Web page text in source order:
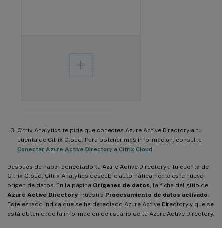
Citrix Analytics te pide que conectes Azure Active Directory a tu
cuenta de Citrix Cloud. Para obtener más información, consulta
Conectar Azure Active Directory a Citrix Cloud
Después de haber conectado tu Azure Active Directory a tu cuenta de
Citrix Cloud, Citrix Analytics descubre automáticamente este nuevo
origen de datos. En la página Orígenes de datos , la ficha del sitio de
Azure Active Directory muestra Procesamiento de datos activado
Este estado indica que se ha detectado Azure Active Directory y que se
está obteniendo la información de usuario de tu Azure Active Directory.